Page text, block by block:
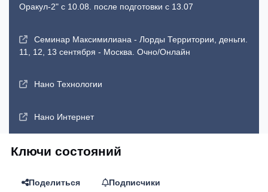
Оракул-2" с 10.08. после подготовки с 13.07
Семинар Максимилиана - Лорды Территории, деньги.
11, 12, 13 сентября - Москва. Очно/Онлайн
Нано Технологии
Нано Интернет
Ключи состояний
Поделиться
Подписчики